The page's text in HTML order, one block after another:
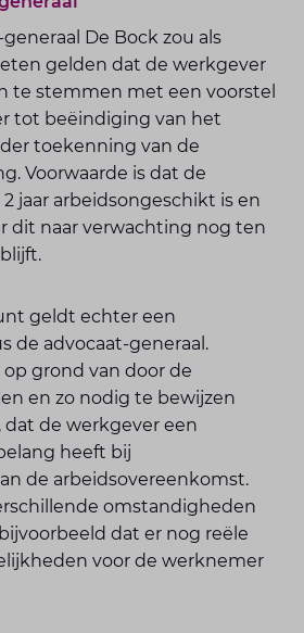
De Bock zou als
gelden dat de werkgever
te stemmen met een voorstel
tot beëindiging van het
toekenning van de
Voorwaarde is dat de
jaar arbeidsongeschikt is en
dit naar verwachting nog ten
geldt echter een
de advocaat-generaal.
grond van door de
en zo nodig te bewijzen
de werkgever een
heeft bij
de arbeidsovereenkomst.
omstandigheden
dat er nog reële
voor de werknemer